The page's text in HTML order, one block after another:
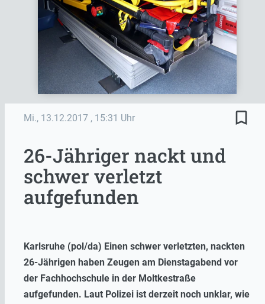
Mi., 13.12.2017 , 15:31 Uhr bookmark_border
26-Jähriger nackt und
schwer verletzt
aufgefunden
Karlsruhe (pol/da) Einen schwer verletzten, nackten
26-Jährigen haben Zeugen am Dienstagabend vor
der Fachhochschule in der Moltkestraße
aufgefunden. Laut Polizei ist derzeit noch unklar, wie